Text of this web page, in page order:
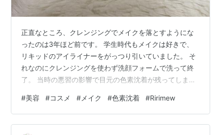
正直なところ、クレンジングでメイクを落とすようにな
ったのは3年ほど前です。 学生時代もメイクは好きで、
リキッドのアイライナーをがっつり引いていました。 そ
れなのにクレンジングを使わず洗顔フォームで洗って終
了。 当時の悪習の影響で目元の色素沈着が残ってしまい
足もあり目元が真っ黒。 今更になってコンプレックスを
感じている今日この頃。 そんな矢先にホワイトデーのお
返しとして“目元美顔器”なるものをいただきました。
#美容 #コスメ # メイク #色素沈着 #Ririmew